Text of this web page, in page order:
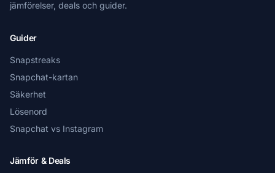
jämförelser, deals och guider.
Guider
Snapstreaks
Snapchat-kartan
Säkerhet
Lösenord
Snapchat vs Instagram
Jämför & Deals